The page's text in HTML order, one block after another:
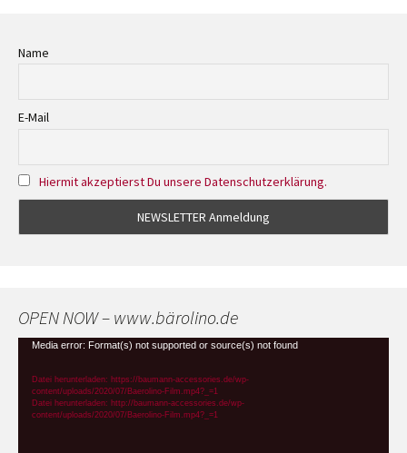
Name
E-Mail
Hiermit akzeptierst Du unsere Datenschutzerklärung.
OPEN NOW – www.bärolino.de
Video-
Media error: Format(s) not supported or source(s) not found
Datei herunterladen: https://baumann-accessories.de/wp-
content/uploads/2020/07/Baerolino-Film.mp4?_=1
Datei herunterladen: http://baumann-accessories.de/wp-
content/uploads/2020/07/Baerolino-Film.mp4?_=1